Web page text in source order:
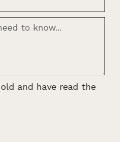
and have read the